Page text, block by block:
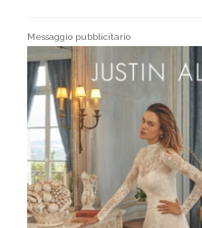
Messaggio pubblicitario